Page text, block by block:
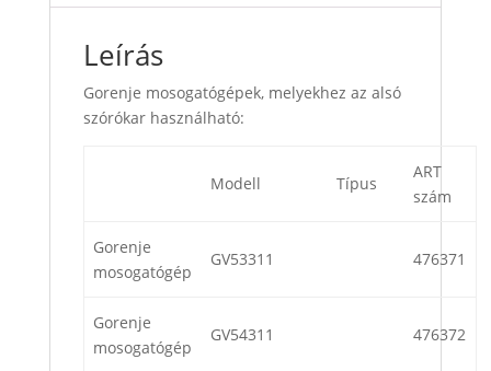
Leírás
Gorenje mosogatógépek, melyekhez az alsó
szórókar használható:
Modell Típus
ART
szám
Gorenje
mosogatógép
GV53311 476371
Gorenje
mosogatógép
GV54311 476372